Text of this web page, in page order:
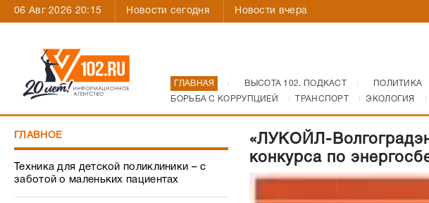
06 Авг 2026 20:15 Новости сегодня Новости вчера
ГЛАВНАЯ ВЫСОТА 102. ПОДКАСТ ПОЛИТИКА
БОРЬБА С КОРРУПЦИЕЙ
ТРАНСПОРТ ЭКОЛОГИЯ
ГЛАВНОЕ
Техника для детской поликлиники – с
заботой о маленьких пациентах
«ЛУКОЙЛ-
конкурса по